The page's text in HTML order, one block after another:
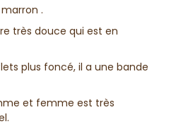
.
très douce qui est en
plus foncé, il a une bande
et femme est très